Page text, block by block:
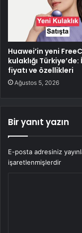
Huawei’in yeni
kulaklığı Türkiye’de:
fiyatı ve özellikleri
Ağustos 5, 2026
Bir yanıt yazın
E-posta adresiniz
işaretlenmişlerdir